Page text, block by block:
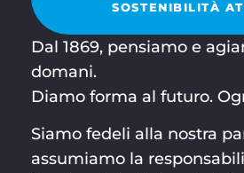
SOSTENIBILITÀ
Dal 1869, pensiamo e
domani.
Diamo forma al futuro.
Siamo fedeli alla nostra
assumiamo la